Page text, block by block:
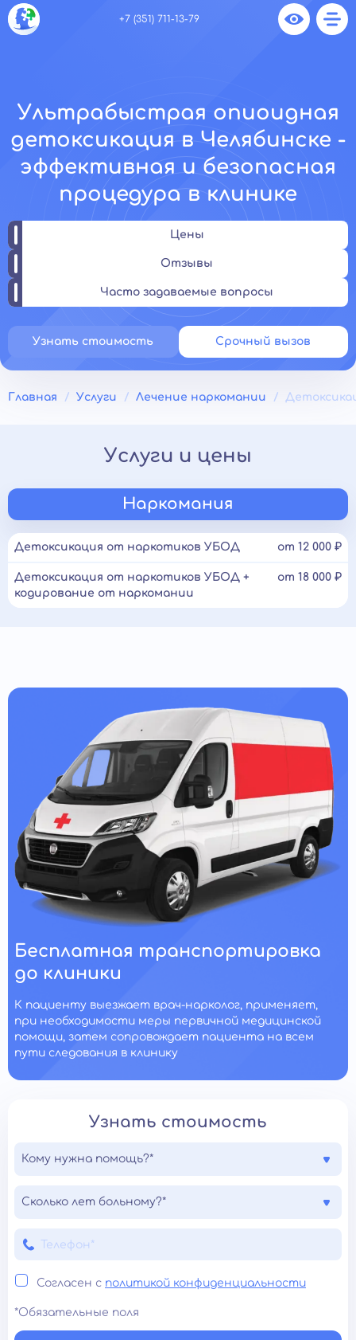
+7 (351) 711-13-79
Ультрабыстрая опиоидная
детоксикация в Челябинске -
эффективная и безопасная
процедура в клинике
Цены
Отзывы
Часто задаваемые вопросы
Узнать стоимость Срочный вызов
Главная Услуги Лечение наркомании
Услуги и цены
Наркомания
Детоксикация от наркотиков УБОД от 12 000 ₽
Детоксикация от наркотиков УБОД +
кодирование от наркомании
от 18 000 ₽
Бесплатная транспортировка
до клиники
К пациенту выезжает врач-нарколог, применяет,
при необходимости меры первичной медицинской
помощи, затем сопровождает пациента на всем
пути следования в клинику
Узнать стоимость
Кому нужна помощь?*
Сколько лет больному?*
Согласен с политикой конфиденциальности
*Обязательные поля